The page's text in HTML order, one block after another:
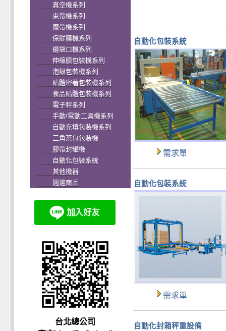
真空機系列
束帶機系列
魔帶機系列
保鮮膜機系列
縫袋口機系列
伸縮膜包裝機系列
泡殼包裝機系列
貼體密著包裝機系列
食品貼體包裝機系列
電子秤系列
手動/電動工具機系列
自動充填包裝機系列
三角茶包包裝機
膠帶封罐機
自動化包裝系統
其他機器
週邊商品
台北總公司
自動化包裝系統
需求單
自動化包裝系統
需求單
自動化封箱秤重設備